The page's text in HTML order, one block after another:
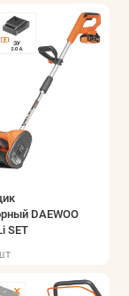
DAEWOO
SET